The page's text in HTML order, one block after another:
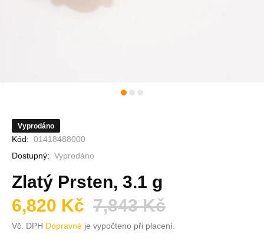
Vyprodáno
Kód: 01418488000
Dostupný: Vyprodáno
Zlatý Prsten, 3.1 g
6,820 Kč 7,843 Kč
Vč. DPH Dopravné je vypočteno při placení.